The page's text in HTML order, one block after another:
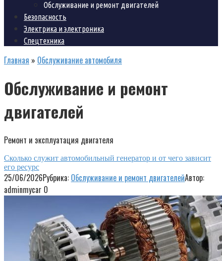
Обслуживание и ремонт двигателей
Безопасность
Электрика и электроника
Спецтехника
Главная » Обслуживание автомобиля
Обслуживание и ремонт
двигателей
Ремонт и эксплуатация двигателя
Сколько служит автомобильный генератор и от чего зависит
его ресурс
25/06/2026Рубрика: Обслуживание и ремонт двигателейАвтор:
adminmycar 0